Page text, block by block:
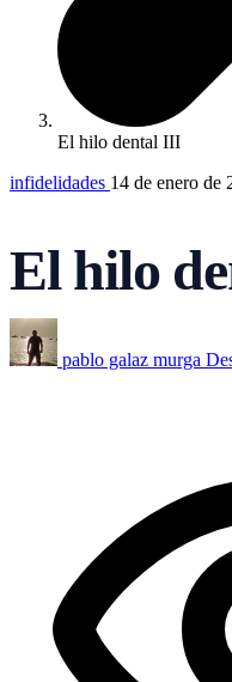
El hilo dental III
infidelidades 14 de enero de
El hilo
pablo galaz murga